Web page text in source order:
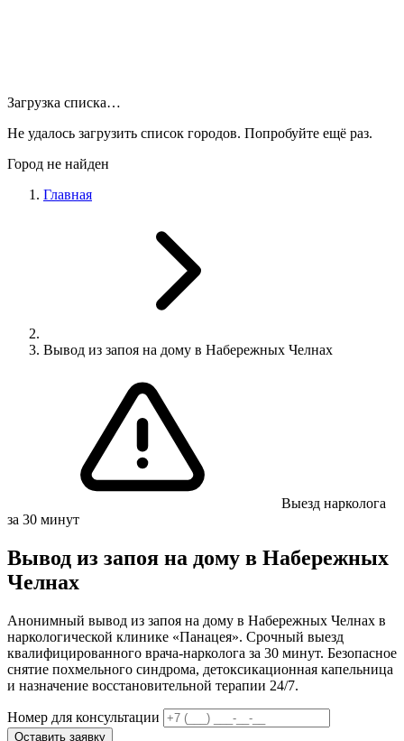
Загрузка списка…
Не удалось загрузить список городов. Попробуйте ещё раз.
Город не найден
Главная
Вывод из запоя на дому в Набережных Челнах
Выезд нарколога
за 30 минут
Вывод из запоя на дому в Набережных
Челнах
Анонимный вывод из запоя на дому в Набережных Челнах в
наркологической клинике «Панацея». Срочный выезд
квалифицированного врача-нарколога за 30 минут. Безопасное
снятие похмельного синдрома, детоксикационная капельница
и назначение восстановительной терапии 24/7.
Номер для консультации
Оставить заявку